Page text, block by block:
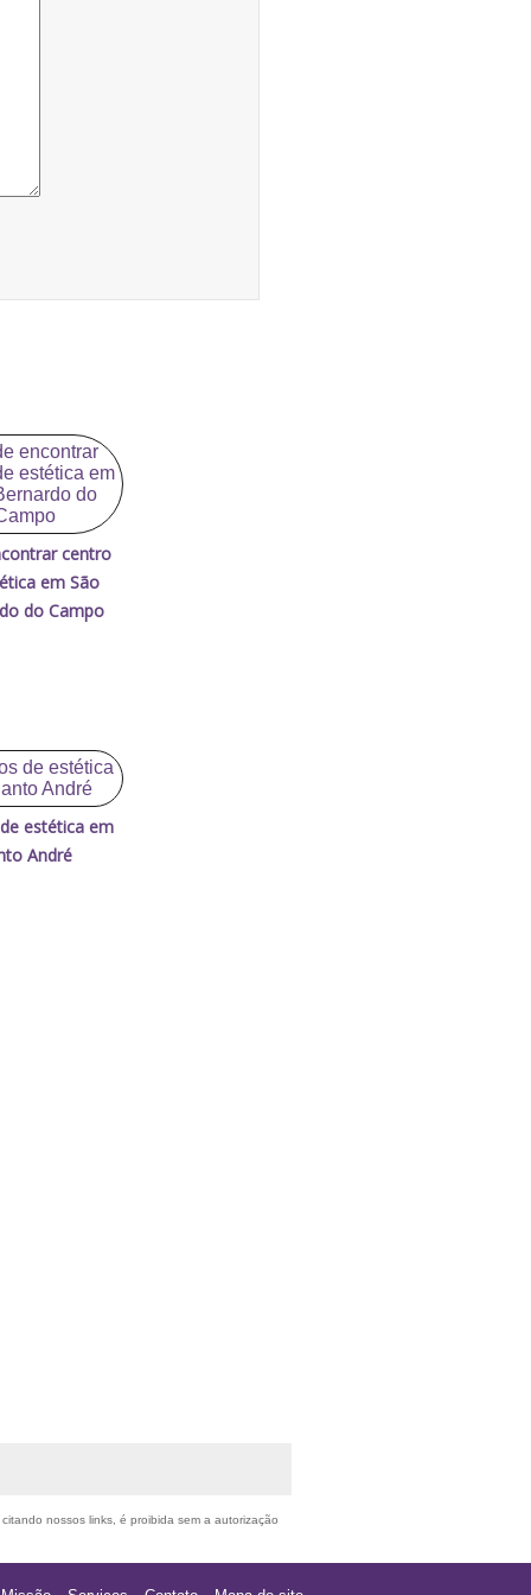
centro
em São
do Campo
estética em
André
nossos links, é proibida sem a autorização